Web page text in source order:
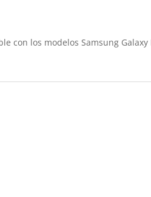
con los modelos Samsung Galaxy